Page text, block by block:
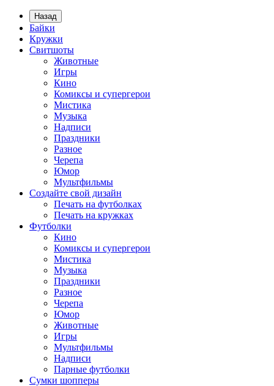
Назад
Байки
Кружки
Свитшоты
Животные
Игры
Кино
Комиксы и супергерои
Мистика
Музыка
Надписи
Праздники
Разное
Черепа
Юмор
Мультфильмы
Создайте свой дизайн
Печать на футболках
Печать на кружках
Футболки
Кино
Комиксы и супергерои
Мистика
Музыка
Праздники
Разное
Черепа
Юмор
Животные
Игры
Мультфильмы
Надписи
Парные футболки
Сумки шопперы